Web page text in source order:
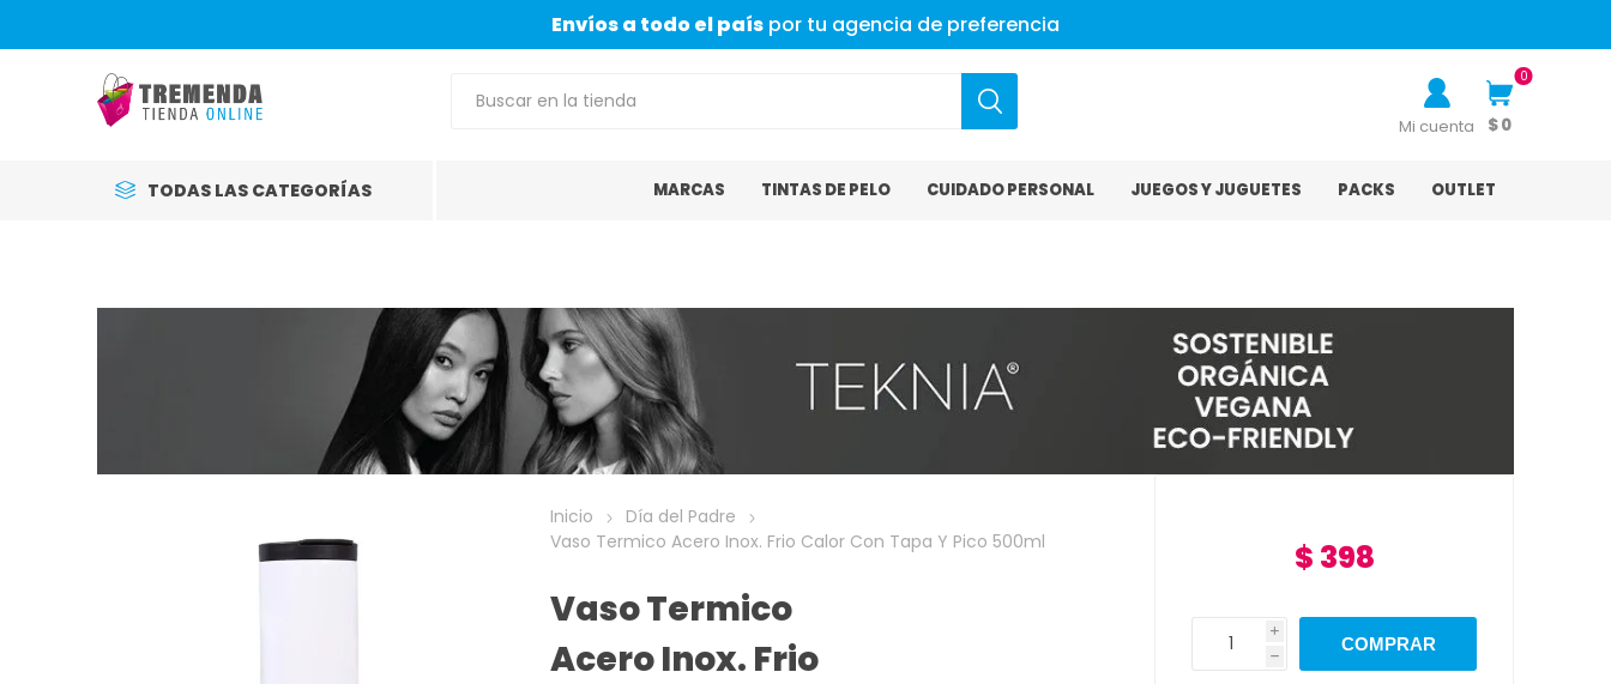
Envíos a todo el país por tu agencia de preferencia
Mi cuenta
0
$ 0
TODAS LAS CATEGORÍAS MARCAS TINTAS DE PELO CUIDADO PERSONAL JUEGOS Y JUGUETES PACKS OUTLET
Inicio
Día del Padre
Vaso Termico Acero Inox. Frio Calor Con Tapa Y Pico 500ml
Vaso Termico
Acero Inox. Frio
$ 398
i
h